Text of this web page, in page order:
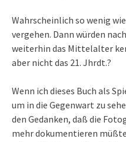
Wahrscheinlich so wenig
vergehen. Dann würden
weiterhin das Mittelalter
aber nicht das 21. Jhrdt.?
Wenn ich dieses Buch als
um in die Gegenwart zu
den Gedanken, daß die
mehr dokumentieren